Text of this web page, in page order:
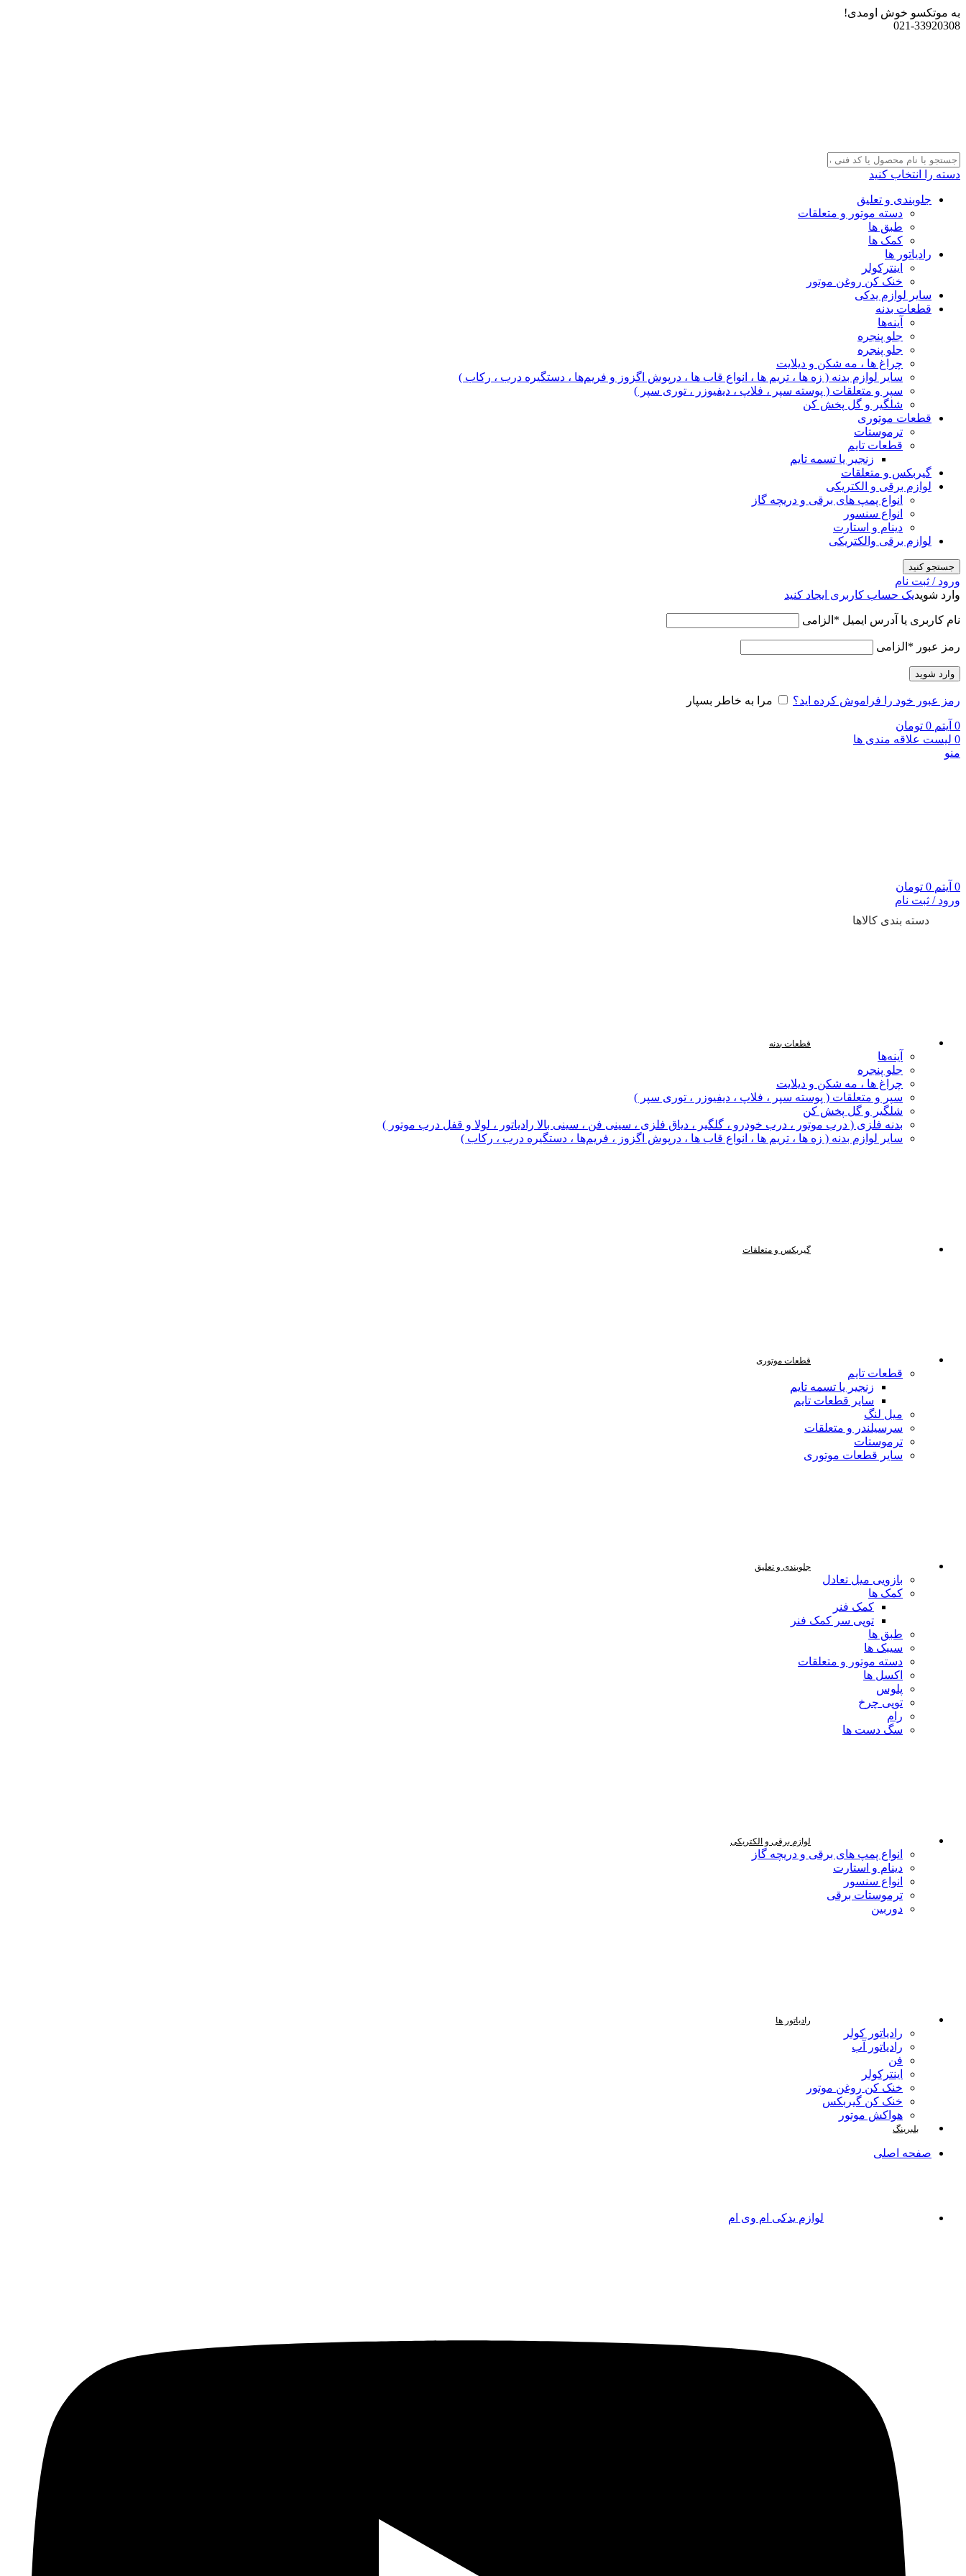
به موتکسو خوش اومدی!
021-33920308
دسته را انتخاب کنید
جلوبندی و تعلیق
دسته موتور و متعلقات
طبق ها
کمک ها
رادیاتور ها
اینترکولر
خنک کن روغن موتور
سایر لوازم یدکی
قطعات بدنه
آینه‌ها
جلو پنجره
جلو پنجره
چراغ‌ ها ، مه‌ شکن و دیلایت
سایر لوازم بدنه ( زه ها ، تریم ها ، انواع قاب ها ، درپوش اگزوز و فریم‌ها ، دستگیره درب ، رکاب )
سپر و متعلقات ( پوسته سپر ، فلاپ ، دیفیوزر ، توری سپر )
شلگیر و گل‌ پخش‌ کن
قطعات موتوری
ترموستات
قطعات تایم
زنجیر یا تسمه تایم
گیربکس و متعلقات
لوازم برقی و الکتریکی
انواع پمپ های برقی و دریچه گاز
انواع سنسور
دینام و استارت
لوازم برقی والکتریکی
جستجو کنید
ورود / ثبت نام
وارد شویدیک حساب کاربری ایجاد کنید
نام کاربری یا آدرس ایمیل * الزامی
رمز عبور * الزامی
وارد شوید
رمز عبور خود را فراموش کرده اید؟ مرا به خاطر بسپار
0 آیتم 0 تومان
0 لیست علاقه مندی ها
منو
0 آیتم 0 تومان
ورود / ثبت نام
دسته بندی کالاها
قطعات بدنه
آینه‌ها
جلو پنجره
چراغ‌ ها ، مه‌ شکن و دیلایت
سپر و متعلقات ( پوسته سپر ، فلاپ ، دیفیوزر ، توری سپر )
شلگیر و گل‌ پخش‌ کن
بدنه فلزی ( درب موتور ، درب خودرو ، گلگیر ، دیاق فلزی ، سینی فن ، سینی بالا رادیاتور ، لولا و قفل درب موتور )
سایر لوازم بدنه ( زه ها ، تریم ها ، انواع قاب ها ، درپوش اگزوز ، فریم‌ها ، دستگیره درب ، رکاب )
گیربکس و متعلقات
قطعات موتوری
قطعات تایم
زنجیر یا تسمه تایم
سایر قطعات تایم
میل لنگ
سرسیلندر و متعلقات
ترموستات
سایر قطعات موتوری
جلوبندی و تعلیق
بازویی میل تعادل
کمک ها
کمک فنر
توپی سر کمک فنر
طبق ها
سیبک ها
دسته موتور و متعلقات
اکسل ها
پلوس
توپی چرخ
رام
سگ دست ها
لوازم برقی و الکتریکی
انواع پمپ های برقی و دریچه گاز
دینام و استارت
انواع سنسور
ترموستات برقی
دوربین
رادیاتور ها
رادیاتور کولر
رادیاتور آب
فن
اینترکولر
خنک کن روغن موتور
خنک کن گیربکس
هواکش موتور
بلبرینگ
صفحه اصلی
لوازم یدکی ام وی ام